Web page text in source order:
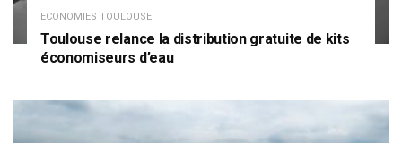
ECONOMIES TOULOUSE
Toulouse relance la distribution gratuite de kits
économiseurs d’eau